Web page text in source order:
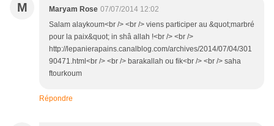
M Maryam Rose 07/07/2014 12:02
Salam alaykoum<br /> <br /> viens participer au &quot;marbré
pour la paix&quot; in shâ allah !<br /> <br />
http://lepanierapains.canalblog.com/archives/2014/07/04/301
90471.html<br /> <br /> barakallah ou fik<br /> <br /> saha
ftourkoum
Répondre